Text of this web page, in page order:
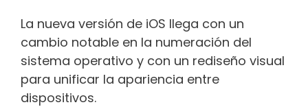
La nueva versión de iOS llega con un
cambio notable en la numeración del
sistema operativo y con un rediseño visual
para unificar la apariencia entre
dispositivos.